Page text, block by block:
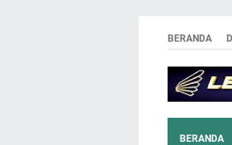
BERANDA
BERANDA